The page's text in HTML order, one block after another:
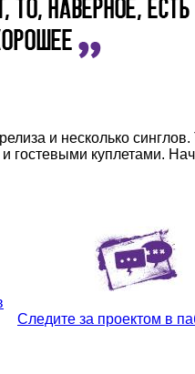
и несколько
и гостевыми
Следите за проектом в